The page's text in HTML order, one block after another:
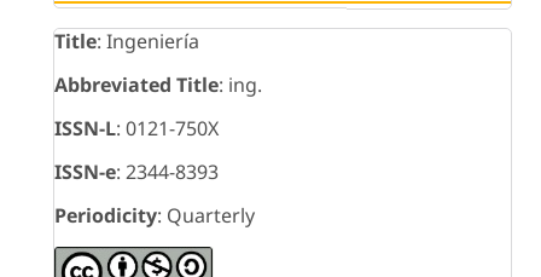
Title: Ingeniería
Abbreviated Title: ing.
ISSN-L: 0121-750X
ISSN-e: 2344-8393
Periodicity: Quarterly